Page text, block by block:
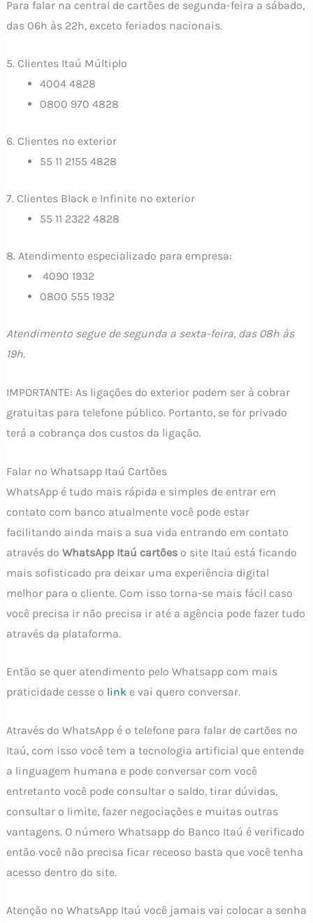
Para falar na central de cartões de segunda-feira a sábado,
das 06h às 22h, exceto feriados nacionais.
5. Clientes Itaú Múltiplo
4004 4828
0800 970 4828
6. Clientes no exterior
55 11 2155 4828
7. Clientes Black e Infinite no exterior
55 11 2322 4828
8. Atendimento especializado para empresa:
4090 1932
0800 555 1932
Atendimento segue de segunda a sexta-feira, das 08h às
19h.
IMPORTANTE: As ligações do exterior podem ser à cobrar
gratuitas para telefone público. Portanto, se for privado
terá a cobrança dos custos da ligação.
Falar no Whatsapp Itaú Cartões
WhatsApp é tudo mais rápida e simples de entrar em
contato com banco atualmente você pode estar
facilitando ainda mais a sua vida entrando em contato
através do WhatsApp Itaú cartõeso site Itaú está ficando
mais sofisticado pra deixar uma experiência digital
melhor para o cliente. Com isso torna-se mais fácil caso
você precisa ir não precisa ir até a agência pode fazer tudo
através da plataforma.
Então se quer atendimento pelo Whatsapp com mais
praticidade cesse o linke vai quero conversar.
Através do WhatsApp é o telefone para falar de cartões no
Itaú, com isso você tem a tecnologia artificial que entende
a linguagem humana e pode conversar com você
entretanto você pode consultar o saldo, tirar dúvidas,
consultar o limite, fazer negociações e muitas outras
vantagens. O número Whatsapp do Banco Itaú é verificado
então você não precisa ficar receoso basta que você tenha
acesso dentro do site.
Atenção no WhatsApp Itaú você jamais vai colocar a senha